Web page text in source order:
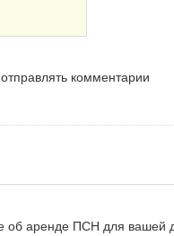
комментарии
об аренде ПСН для вашей